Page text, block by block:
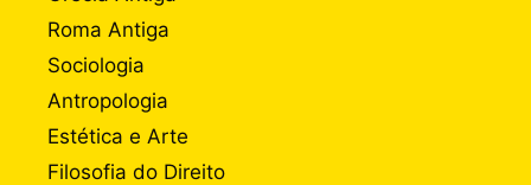
Roma Antiga
Sociologia
Antropologia
Estética e Arte
Filosofia do Direito